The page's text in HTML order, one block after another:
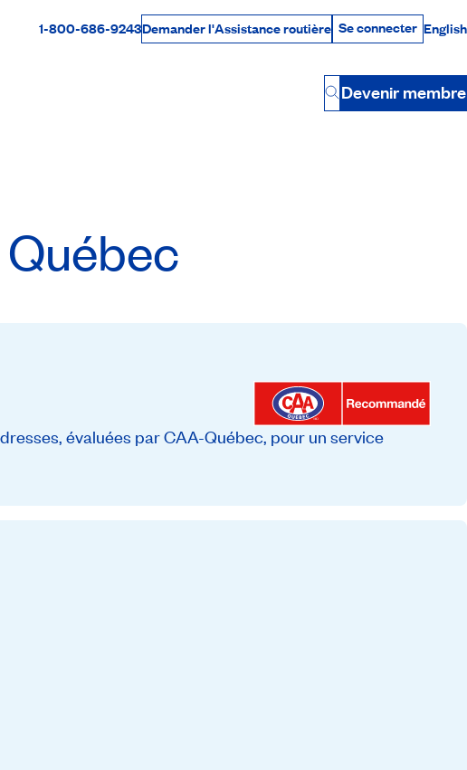
Par téléphone
1-800-686-9243Demander l'Assistance routière Se connecter
Se connecter English
Button
Devenir membre
évaluées par CAA-Québec, pour un service